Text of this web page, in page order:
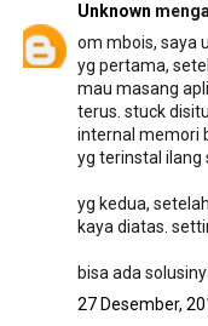
Unknown
om mbois, saya
yg pertama,
mau masang
terus. stuck
internal memori
yg terinstal ilang
yg kedua,
kaya diatas.
bisa ada
27 Desember,